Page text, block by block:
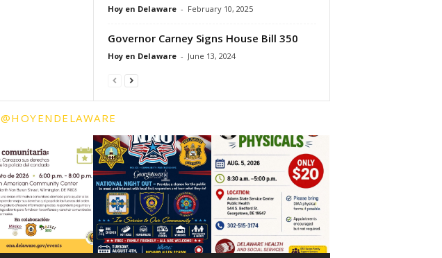
Hoy en Delaware - February 10, 2025
Governor Carney Signs House Bill 350
Hoy en Delaware - June 13, 2024
@HOYENDELAWARE